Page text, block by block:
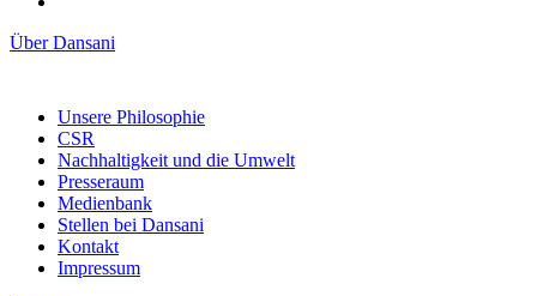
Über Dansani
Unsere Philosophie
CSR
Nachhaltigkeit und die Umwelt
Presseraum
Medienbank
Stellen bei Dansani
Kontakt
Impressum